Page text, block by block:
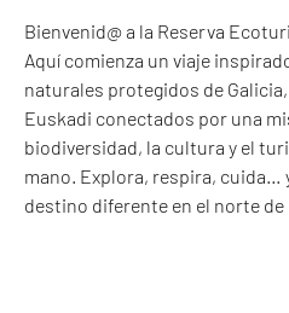
Bienvenid@ a la Reserva
Aquí comienza un viaje
naturales protegidos de
Euskadi conectados por una
biodiversidad, la cultura y el
mano. Explora, respira, cuida…
destino diferente en el norte de